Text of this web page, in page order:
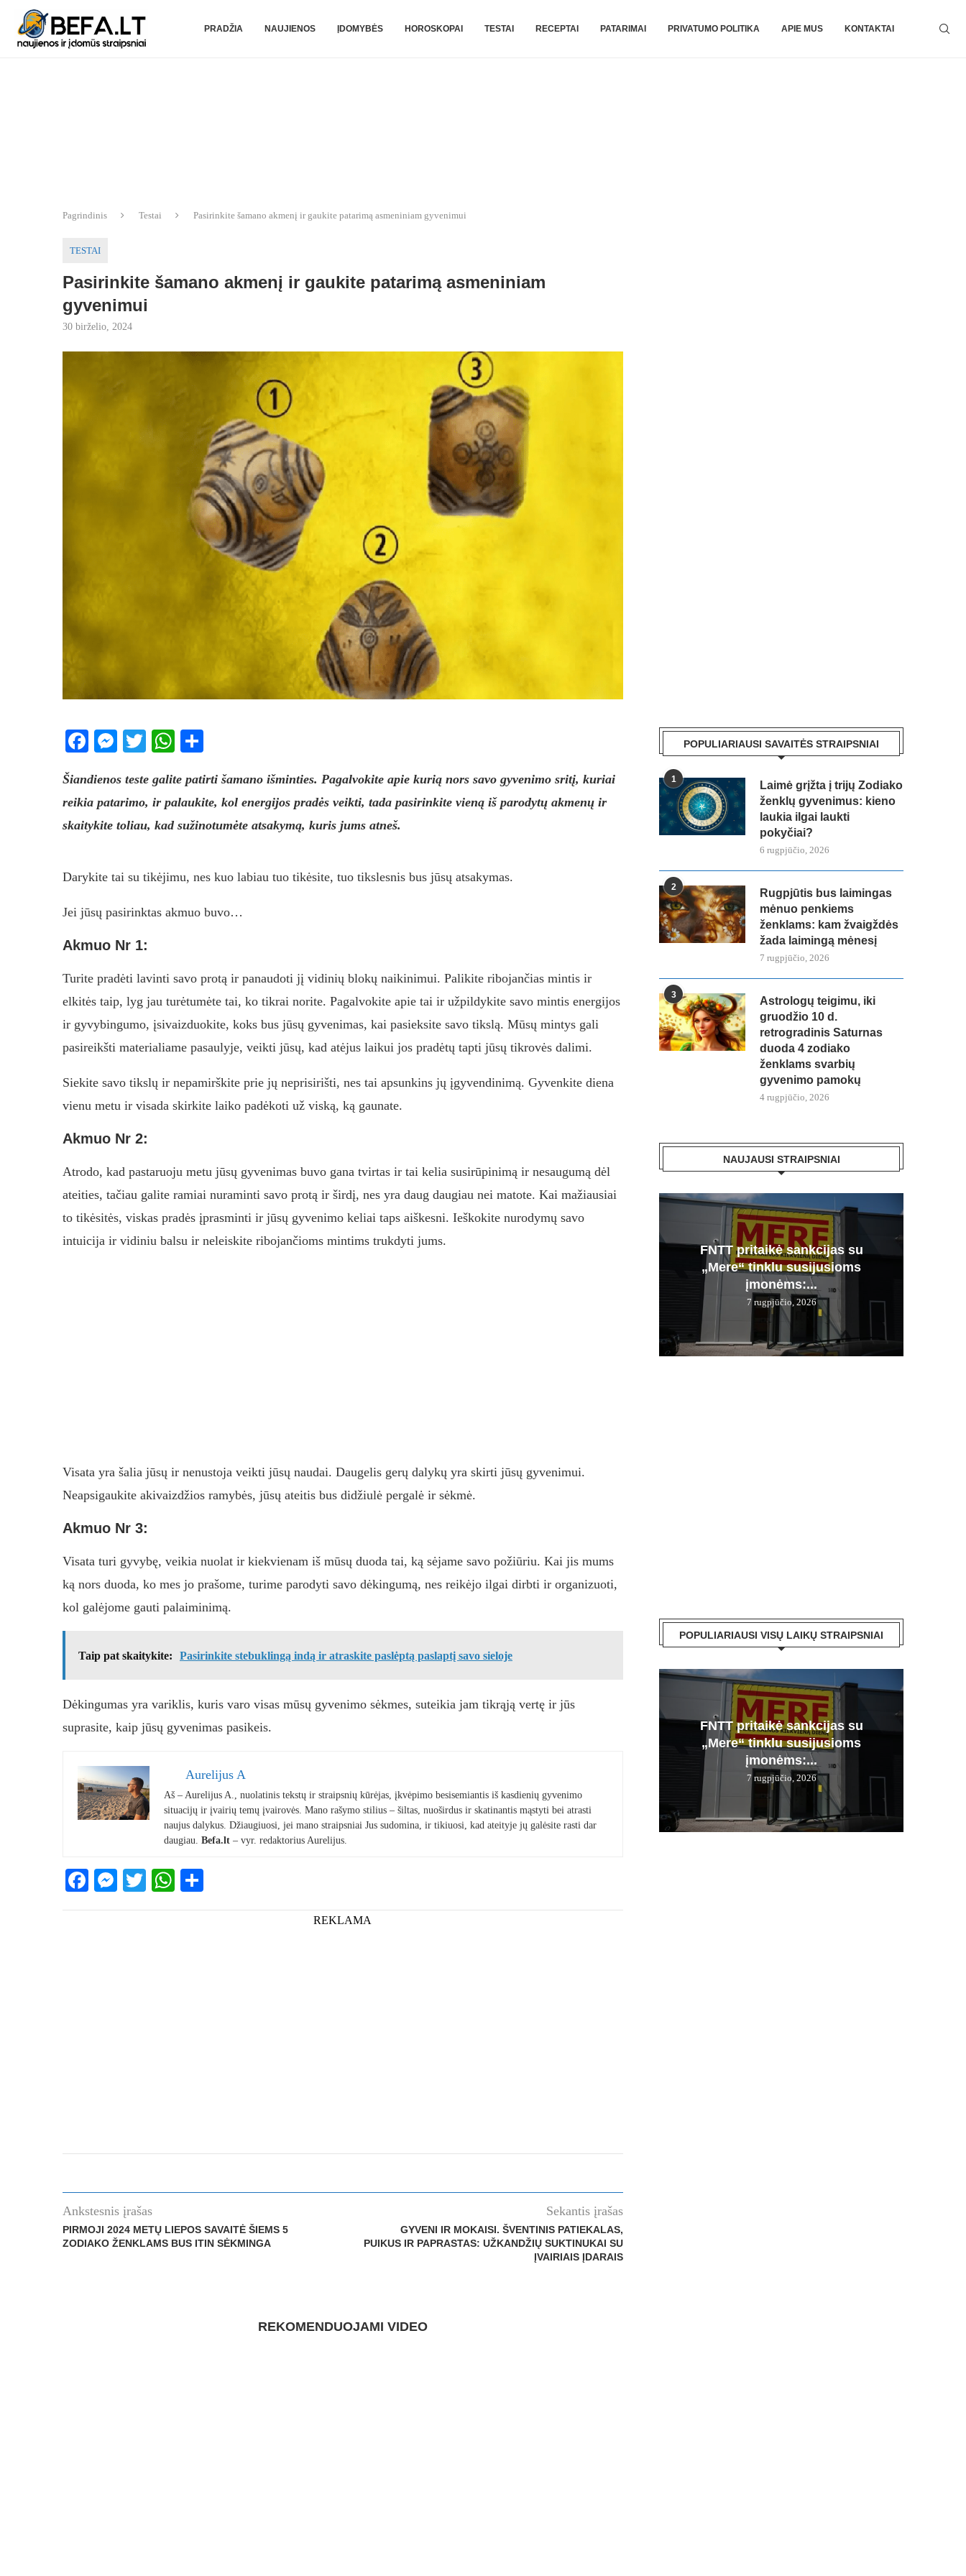
PRADŽIA NAUJIENOS ĮDOMYBĖS HOROSKOPAI TESTAI RECEPTAI PATARIMAI PRIVATUMO POLITIKA APIE MUS KONTAKTAI
Pagrindinis Testai Pasirinkite šamano akmenį ir gaukite patarimą asmeniniam gyvenimui
TESTAI
Pasirinkite šamano akmenį ir gaukite patarimą asmeniniam
gyvenimui
30 birželio, 2024
Facebook
Messenger
TwitterWhatsApp
Šiandienos teste galite patirti šamano išminties. Pagalvokite apie kurią nors savo gyvenimo sritį, kuriai
reikia patarimo, ir palaukite, kol energijos pradės veikti, tada pasirinkite vieną iš parodytų akmenų ir
skaitykite toliau, kad sužinotumėte atsakymą, kuris jums atneš.
Darykite tai su tikėjimu, nes kuo labiau tuo tikėsite, tuo tikslesnis bus jūsų atsakymas.
Jei jūsų pasirinktas akmuo buvo…
Akmuo Nr 1:
Turite pradėti lavinti savo protą ir panaudoti jį vidinių blokų naikinimui. Palikite ribojančias mintis ir
elkitės taip, lyg jau turėtumėte tai, ko tikrai norite. Pagalvokite apie tai ir užpildykite savo mintis energijos
ir gyvybingumo, įsivaizduokite, koks bus jūsų gyvenimas, kai pasieksite savo tikslą. Mūsų mintys gali
pasireikšti materialiame pasaulyje, veikti jūsų, kad atėjus laikui jos pradėtų tapti jūsų tikrovės dalimi.
Siekite savo tikslų ir nepamirškite prie jų neprisirišti, nes tai apsunkins jų įgyvendinimą. Gyvenkite diena
vienu metu ir visada skirkite laiko padėkoti už viską, ką gaunate.
Akmuo Nr 2:
Atrodo, kad pastaruoju metu jūsų gyvenimas buvo gana tvirtas ir tai kelia susirūpinimą ir nesaugumą dėl
ateities, tačiau galite ramiai nuraminti savo protą ir širdį, nes yra daug daugiau nei matote. Kai mažiausiai
to tikėsitės, viskas pradės įprasminti ir jūsų gyvenimo keliai taps aiškesni. Ieškokite nurodymų savo
intuicija ir vidiniu balsu ir neleiskite ribojančioms mintims trukdyti jums.
Visata yra šalia jūsų ir nenustoja veikti jūsų naudai. Daugelis gerų dalykų yra skirti jūsų gyvenimui.
Neapsigaukite akivaizdžios ramybės, jūsų ateitis bus didžiulė pergalė ir sėkmė.
Akmuo Nr 3:
Visata turi gyvybę, veikia nuolat ir kiekvienam iš mūsų duoda tai, ką sėjame savo požiūriu. Kai jis mums
ką nors duoda, ko mes jo prašome, turime parodyti savo dėkingumą, nes reikėjo ilgai dirbti ir organizuoti,
kol galėjome gauti palaiminimą.
Taip pat skaitykite: Pasirinkite stebuklingą indą ir atraskite paslėptą paslaptį savo sieloje
Dėkingumas yra variklis, kuris varo visas mūsų gyvenimo sėkmes, suteikia jam tikrąją vertę ir jūs
suprasite, kaip jūsų gyvenimas pasikeis.
Aurelijus A
Aš – Aurelijus A., nuolatinis tekstų ir straipsnių kūrėjas, įkvėpimo besisemiantis iš kasdienių gyvenimo
situacijų ir įvairių temų įvairovės. Mano rašymo stilius – šiltas, nuoširdus ir skatinantis mąstyti bei atrasti
naujus dalykus. Džiaugiuosi, jei mano straipsniai Jus sudomina, ir tikiuosi, kad ateityje jų galėsite rasti dar
daugiau. Befa.lt – vyr. redaktorius Aurelijus.
Facebook
Messenger
TwitterWhatsApp
REKLAMA
Ankstesnis įrašas
PIRMOJI 2024 METŲ LIEPOS SAVAITĖ ŠIEMS 5
ZODIAKO ŽENKLAMS BUS ITIN SĖKMINGA
Sekantis įrašas
GYVENI IR MOKAISI. ŠVENTINIS PATIEKALAS,
PUIKUS IR PAPRASTAS: UŽKANDŽIŲ SUKTINUKAI SU
ĮVAIRIAIS ĮDARAIS
REKOMENDUOJAMI VIDEO
POPULIARIAUSI SAVAITĖS STRAIPSNIAI
1
Laimė grįžta į trijų Zodiako
ženklų gyvenimus: kieno
laukia ilgai laukti
pokyčiai?
6 rugpjūčio, 2026
2
Rugpjūtis bus laimingas
mėnuo penkiems
ženklams: kam žvaigždės
žada laimingą mėnesį
7 rugpjūčio, 2026
3
Astrologų teigimu, iki
gruodžio 10 d.
retrogradinis Saturnas
duoda 4 zodiako
ženklams svarbių
gyvenimo pamokų
4 rugpjūčio, 2026
NAUJAUSI STRAIPSNIAI
FNTT pritaikė sankcijas su
„Mere“ tinklu susijusioms
įmonėms:...
7 rugpjūčio, 2026
POPULIARIAUSI VISŲ LAIKŲ STRAIPSNIAI
FNTT pritaikė sankcijas su
„Mere“ tinklu susijusioms
įmonėms:...
7 rugpjūčio, 2026